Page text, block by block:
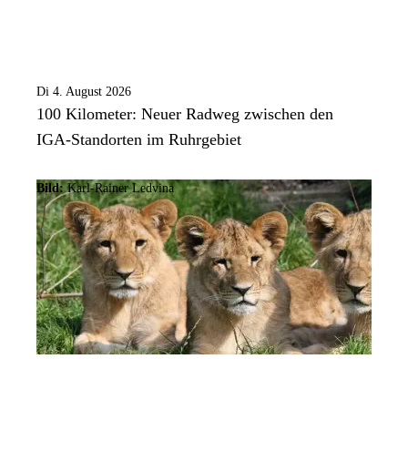
Di 4. August 2026
100 Kilometer: Neuer Radweg zwischen den
IGA-Standorten im Ruhrgebiet
Bild: Karl-Rainer Ledvina